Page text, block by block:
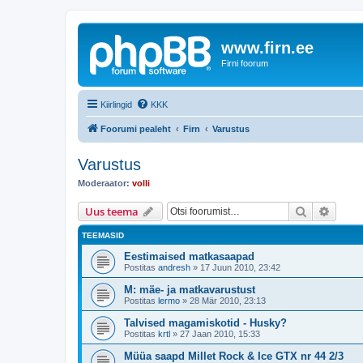
www.firn.ee
Firni foorum
Kiirlingid KKK
Foorumi pealeht Firn Varustus
Varustus
Moderaator: volli
Uus teema Otsi
TEEMASID
Eestimaised matkasaapad
Postitas andresh » 17 Juun 2010, 23:42
M: mäe- ja matkavarustust
Postitas lermo » 28 Mär 2010, 23:13
Talvised magamiskotid - Husky?
Postitas krtl » 27 Jaan 2010, 15:33
Müüa saapd Millet Rock & Ice GTX nr 44 2/3